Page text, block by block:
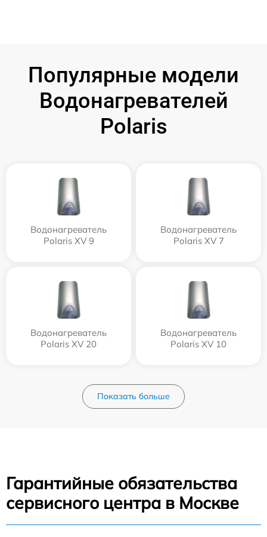
Популярные модели
Водонагревателей
Polaris
Водонагреватель
Polaris XV 9
Водонагреватель
Polaris XV 7
Водонагреватель
Polaris XV 20
Водонагреватель
Polaris XV 10
Показать больше
Гарантийные обязательства
сервисного центра в Москве